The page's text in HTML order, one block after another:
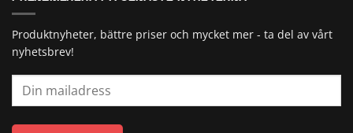
Produktnyheter, bättre priser och mycket mer - ta del av vårt
nyhetsbrev!